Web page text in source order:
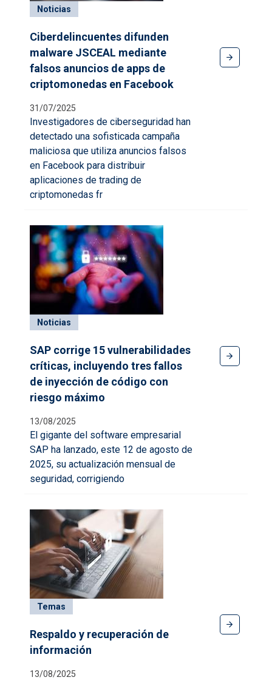
Noticias
Ciberdelincuentes difunden
malware JSCEAL mediante
falsos anuncios de apps de
criptomonedas en Facebook
31/07/2025
Investigadores de ciberseguridad han
detectado una sofisticada campaña
maliciosa que utiliza anuncios falsos
en Facebook para distribuir
aplicaciones de trading de
criptomonedas fr
Noticias
SAP corrige 15 vulnerabilidades
críticas, incluyendo tres fallos
de inyección de código con
riesgo máximo
13/08/2025
El gigante del software empresarial
SAP ha lanzado, este 12 de agosto de
2025, su actualización mensual de
seguridad, corrigiendo
Temas
Respaldo y recuperación de
información
13/08/2025